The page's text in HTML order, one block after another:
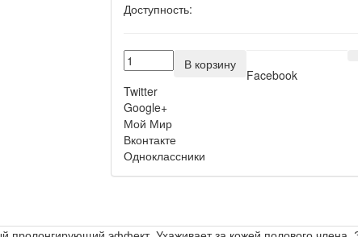
Доступность:
В корзину
Facebook
Twitter
Google+
Мой Мир
Вконтакте
Одноклассники